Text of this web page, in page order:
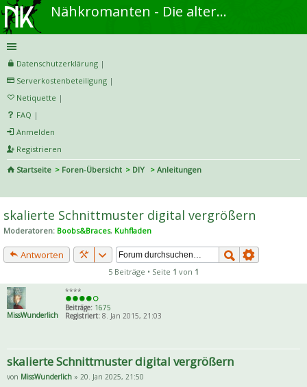
Nähkromanten - Die alternative Näh- und DIY-Community
Datenschutzerklärung |
Serverkostenbeteiligung |
Netiquette |
FAQ |
Anmelden
Registrieren
Startseite
Foren-Übersicht DIY
Anleitungen
he
skalierte Schnittmuster digital vergrößern
Moderatoren: Boobs&Braces, Kuhfladen
Antworten
5 Beiträge • Seite 1 von 1
MissWunderlich
****
Beiträge: 1675
Registriert: 8. Jan 2015, 21:03
skalierte Schnittmuster digital vergrößern
von MissWunderlich » 20. Jan 2025, 21:50